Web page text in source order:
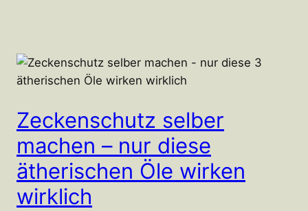
Zeckenschutz selber
machen – nur diese
ätherischen Öle wirken
wirklich